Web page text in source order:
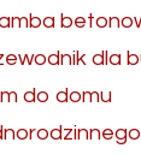
dla
do domu